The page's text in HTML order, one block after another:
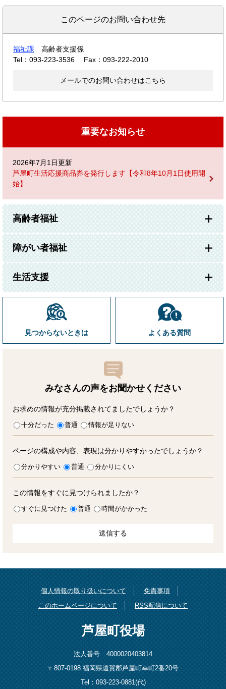
このページのお問い合わせ先
福祉課
高齢者支援係
Tel：093-223-3536
Fax：093-222-2010
メールでのお問い合わせはこちら
重要なお知らせ
2026年7月1日更新
芦屋町生活応援商品券を発行します【令和8年10月1日使用開
始】
高齢者福祉
障がい者福祉
生活支援
見つからないときは よくある質問
みなさんの声をお聞かせ ください
お求めの情報が充分掲載されてましたでしょうか？
十分だった 普通 情報が足りない
ページの構成や内容、表現は分かりやすかったでしょうか？
分かりやすい 普通 分かりにくい
この情報をすぐに見つけられましたか？
すぐに見つけた 普通 時間がかかった
個人情報の取り扱いについて
免責事項
このホームページについて
RSS配信について
芦屋町役場
法人番号 4000020403814
〒807-0198 福岡県遠賀郡芦屋町幸町2番20号
Tel：093-223-0881(代)